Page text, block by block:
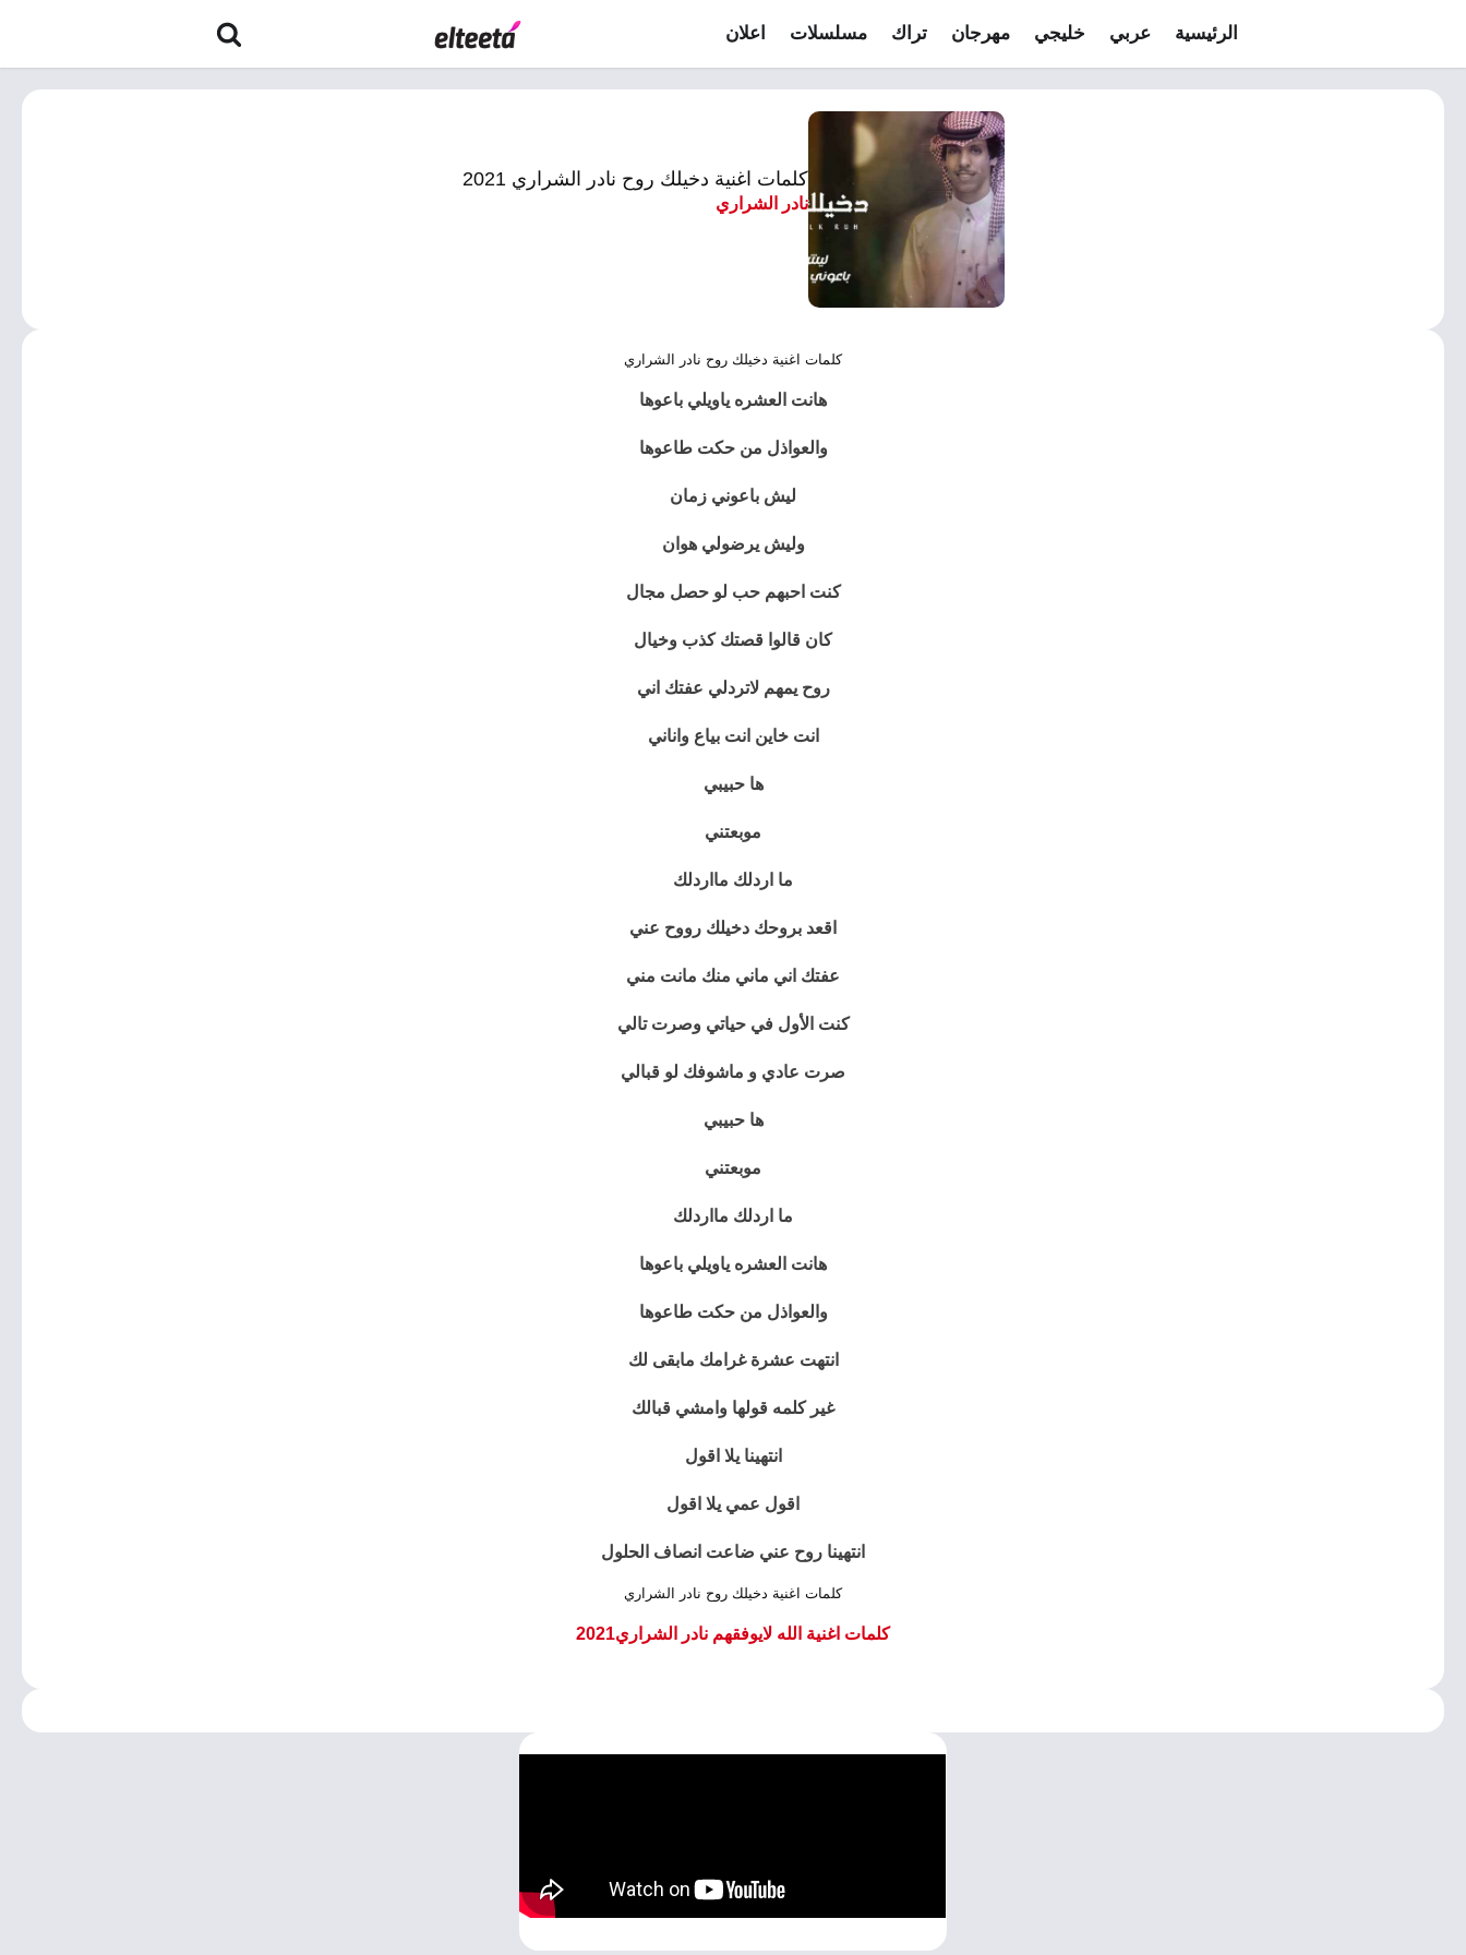
الرئيسية عربي خليجي مهرجان تراك مسلسلات اعلان
كلمات اغنية دخيلك روح نادر الشراري 2021
نادر الشراري
كلمات اغنية دخيلك روح نادر الشراري
هانت العشره ياويلي باعوها
والعواذل من حكت طاعوها
ليش باعوني زمان
وليش يرضولي هوان
كنت احبهم حب لو حصل مجال
كان قالوا قصتك كذب وخيال
روح يمهم لاتردلي عفتك اني
انت خاين انت بياع واناني
ها حبيبي
موبعتني
ما اردلك مااردلك
اقعد بروحك دخيلك رووح عني
عفتك اني ماني منك مانت مني
كنت الأول في حياتي وصرت تالي
صرت عادي و ماشوفك لو قبالي
ها حبيبي
موبعتني
ما اردلك مااردلك
هانت العشره ياويلي باعوها
والعواذل من حكت طاعوها
انتهت عشرة غرامك مابقى لك
غير كلمه قولها وامشي قبالك
انتهينا يلا اقول
اقول عمي يلا اقول
انتهينا روح عني ضاعت انصاف الحلول
كلمات اغنية دخيلك روح نادر الشراري
كلمات اغنية الله لايوفقهم نادر الشراري2021